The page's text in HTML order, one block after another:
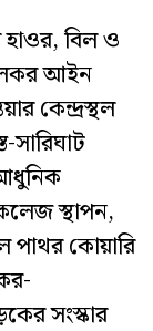
হাওর, বিল ও
আইন
কেন্দ্রস্থল
সারিঘাট
স্থাপন,
পাথর কোয়ারি
সংস্কার